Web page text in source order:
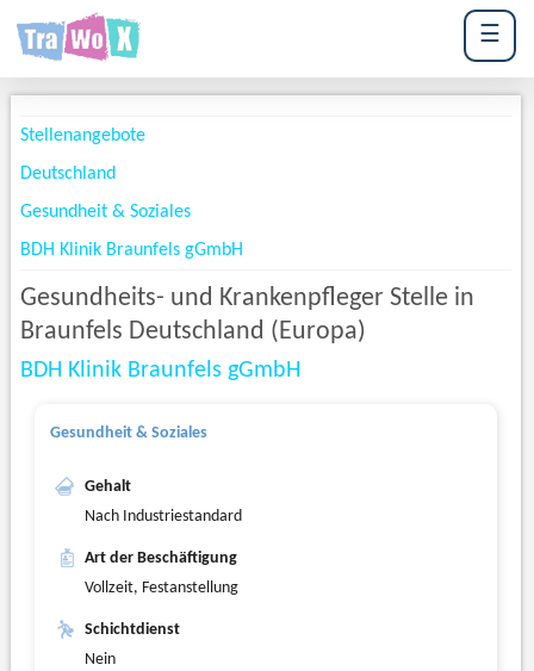
☰
Stellenangebote
Deutschland
Gesundheit & Soziales
BDH Klinik Braunfels gGmbH
Gesundheits- und Krankenpfleger Stelle in
Braunfels Deutschland (Europa)
BDH Klinik Braunfels gGmbH
Gesundheit & Soziales
Gehalt
Nach Industriestandard
Art der Beschäftigung
Vollzeit, Festanstellung
Schichtdienst
Nein